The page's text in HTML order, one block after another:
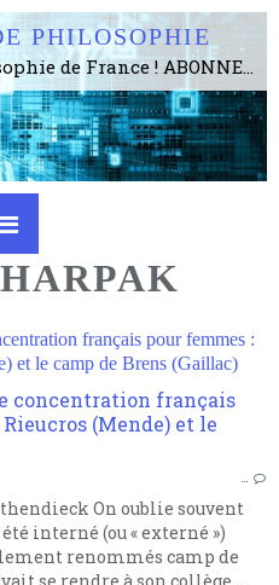
PHILOSOPHIE
Le plus gros site de philosophie de France ! ABONNEZ-VOUS ! 4115 Articles, 1634 abonné·e·s, depuis 2006 . . . . . . . . 2 852 214 pages vues jusqu'à présent. Prestance et être apte à un plus grand nombre de choses.
français pour femmes :
et le camp de Brens (Gaillac)
…
On oublie souvent
interné (ou « externé »)
renommés camp de